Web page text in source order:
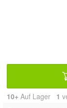
10+ Auf Lager 1